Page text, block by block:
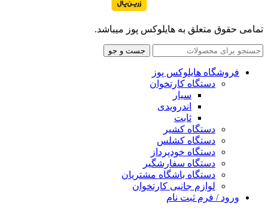
تمامی حقوق متعلق به هایلوکس پوز میباشد.
جست و جو
فروشگاه هایلوکس پوز
دستگاه کارتخوان
سیار
اندرویدی
ثابت
دستگاه کشیر
دستگاه کشلس
دستگاه خودپرداز
دستگاه سفارشگیر
دستگاه باشگاه مشتریان
لوازم جانبی کارتخوان
ورود / فرم ثبت نام